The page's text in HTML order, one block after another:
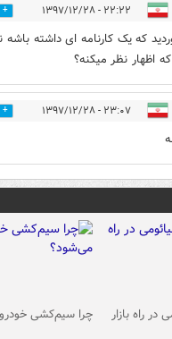
۲۲:۲۲ - ۱۳۹۷/۱۲/۲۸ 8
که یک کارنامه ای داشته باشه
اظهار نظر میکنه؟
۲۳:۰۷ - ۱۳۹۷/۱۲/۲۸ 4
راه بازار چرا سیم‌کشی